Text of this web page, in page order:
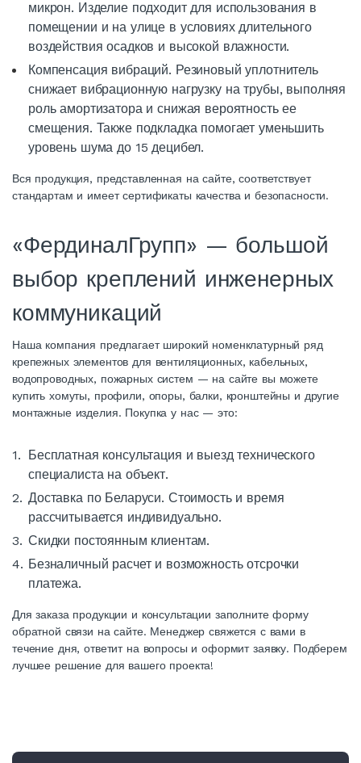
микрон. Изделие подходит для использования в
помещении и на улице в условиях длительного
воздействия осадков и высокой влажности.
Компенсация вибраций. Резиновый уплотнитель
снижает вибрационную нагрузку на трубы, выполняя
роль амортизатора и снижая вероятность ее
смещения. Также подкладка помогает уменьшить
уровень шума до 15 децибел.
Вся продукция, представленная на сайте, соответствует
стандартам и имеет сертификаты качества и безопасности.
«ФердиналГрупп» — большой
выбор креплений инженерных
коммуникаций
Наша компания предлагает широкий номенклатурный ряд
крепежных элементов для вентиляционных, кабельных,
водопроводных, пожарных систем — на сайте вы можете
купить хомуты, профили, опоры, балки, кронштейны и другие
монтажные изделия. Покупка у нас — это:
Бесплатная консультация и выезд технического
специалиста на объект.
Доставка по Беларуси. Стоимость и время
рассчитывается индивидуально.
Скидки постоянным клиентам.
Безналичный расчет и возможность отсрочки
платежа.
Для заказа продукции и консультации заполните форму
обратной связи на сайте. Менеджер свяжется с вами в
течение дня, ответит на вопросы и оформит заявку. Подберем
лучшее решение для вашего проекта!